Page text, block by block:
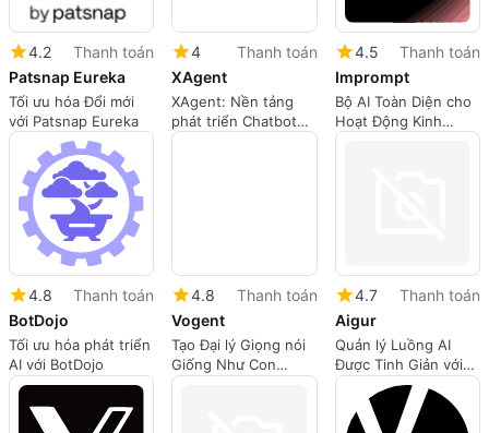
4.2
Thanh toán
Patsnap Eureka
Tối ưu hóa Đổi mới
với Patsnap Eureka
4
Thanh toán
XAgent
XAgent: Nền tảng
phát triển Chatbot
tiên tiến
4.5
Thanh toán
Imprompt
Bộ AI Toàn Diện cho
Hoạt Động Kinh
Doanh
4.8
Thanh toán
BotDojo
Tối ưu hóa phát triển
AI với BotDojo
4.8
Thanh toán
Vogent
Tạo Đại lý Giọng nói
Giống Như Con
Người với Vogent
4.7
Thanh toán
Aigur
Quản lý Luồng AI
Được Tinh Giản với
Aigur